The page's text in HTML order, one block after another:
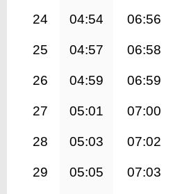
24 04:54 06:56
25 04:57 06:58
26 04:59 06:59
27 05:01 07:00
28 05:03 07:02
29 05:05 07:03